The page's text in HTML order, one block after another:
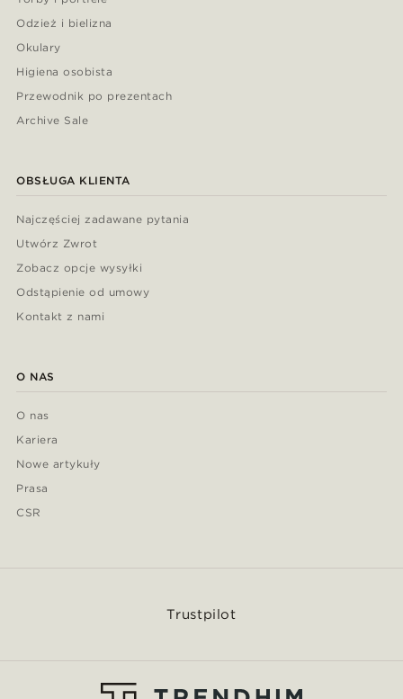
Odzież i bielizna
Okulary
Higiena osobista
Przewodnik po prezentach
Archive Sale
OBSŁUGA KLIENTA
Najczęściej zadawane pytania
Utwórz Zwrot
Zobacz opcje wysyłki
Odstąpienie od umowy
Kontakt z nami
O NAS
O nas
Kariera
Nowe artykuły
Prasa
CSR
Trustpilot